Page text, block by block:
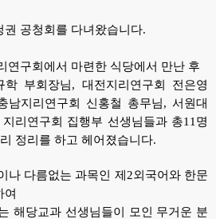
공청회를 다녀왔습니다.
연구회에서 마련한 식당에서 만난 후
학 부회장님, 대전지리연구회 전은영
남지리연구회 신홍철 총무님, 서원대
지리연구회 집행부 선생님들과 총11명
정리를 하고 헤어졌습니다.
나 다름없는 과목인 제2외국어와 한문
여
해당교과 선생님들이 모인 무거운 분